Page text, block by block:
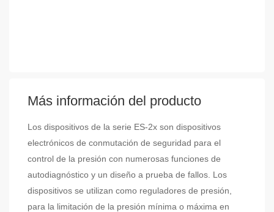
Más información del producto
Los dispositivos de la serie ES-2x son dispositivos
electrónicos de conmutación de seguridad para el
control de la presión con numerosas funciones de
autodiagnóstico y un diseño a prueba de fallos. Los
dispositivos se utilizan como reguladores de presión,
para la limitación de la presión mínima o máxima en